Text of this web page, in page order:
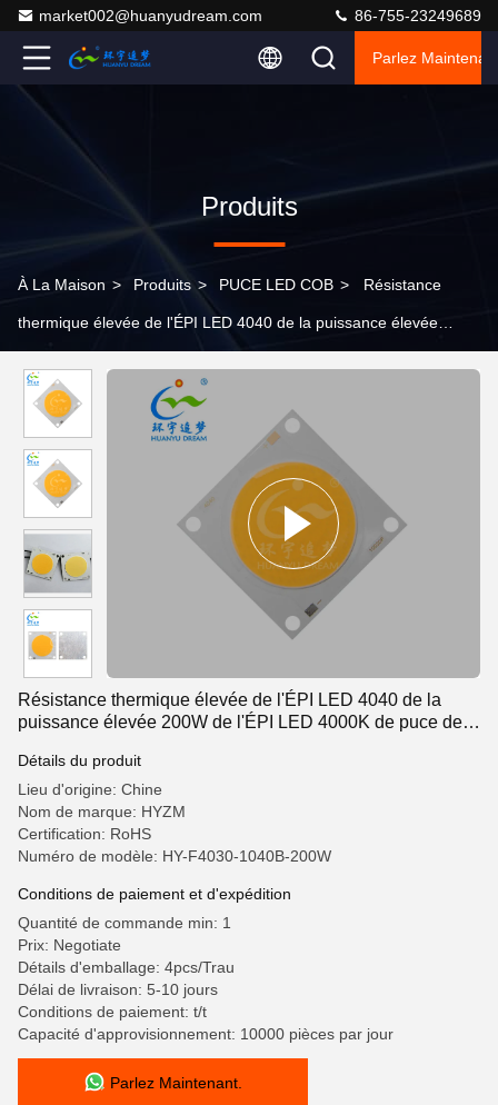
market002@huanyudream.com 86-755-23249689
Parlez
Produits
À La Maison > Produits > PUCE LED COB > Résistance
thermique élevée de l'ÉPI LED 4040 de la puissance élevée
Résistance thermique élevée de l'ÉPI LED 4040 de la
puissance élevée 200W de l'ÉPI LED 4000K de puce de
Détails du produit
Lieu d'origine: Chine
Nom de marque: HYZM
Certification: RoHS
Numéro de modèle: HY-F4030-1040B-200W
Conditions de paiement et d'expédition
Quantité de commande min: 1
Prix: Negotiate
Détails d'emballage: 4pcs/Trau
Délai de livraison: 5-10 jours
Conditions de paiement: t/t
Capacité d'approvisionnement: 10000 pièces par jour
Parlez Maintenant.